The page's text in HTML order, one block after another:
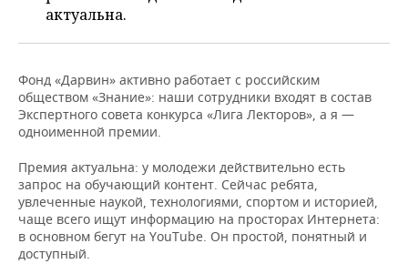
актуальна.
Фонд «Дарвин» активно работает с российским
обществом «Знание»: наши сотрудники входят в состав
Экспертного совета конкурса «Лига Лекторов», а я —
одноименной премии.
Премия актуальна: у молодежи действительно есть
запрос на обучающий контент. Сейчас ребята,
увлеченные наукой, технологиями, спортом и историей,
чаще всего ищут информацию на просторах Интернета:
в основном бегут на YouTube. Он простой, понятный и
доступный.